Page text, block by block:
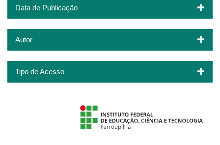
Data de Publicação
Autor
Tipo de Acesso